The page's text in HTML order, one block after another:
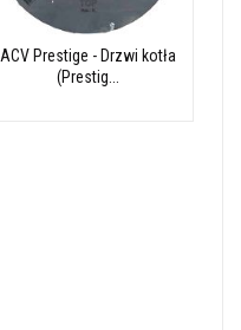
ACV Prestige - Drzwi kotła
(Prestig...